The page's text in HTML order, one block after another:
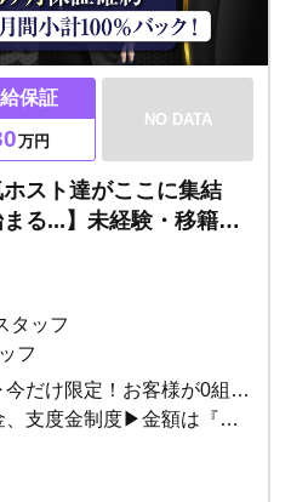
保証
万円
NO DATA
スト達がここに集結
る...】未経験・移籍者
代のモンスターは君
タッフ
フ
も給料30万3ヶ月保証確約！ 経験者の方▶3ヶ月間驚異の小計100％バック！
『言い値』で構いません。 お気軽にご相談ください！